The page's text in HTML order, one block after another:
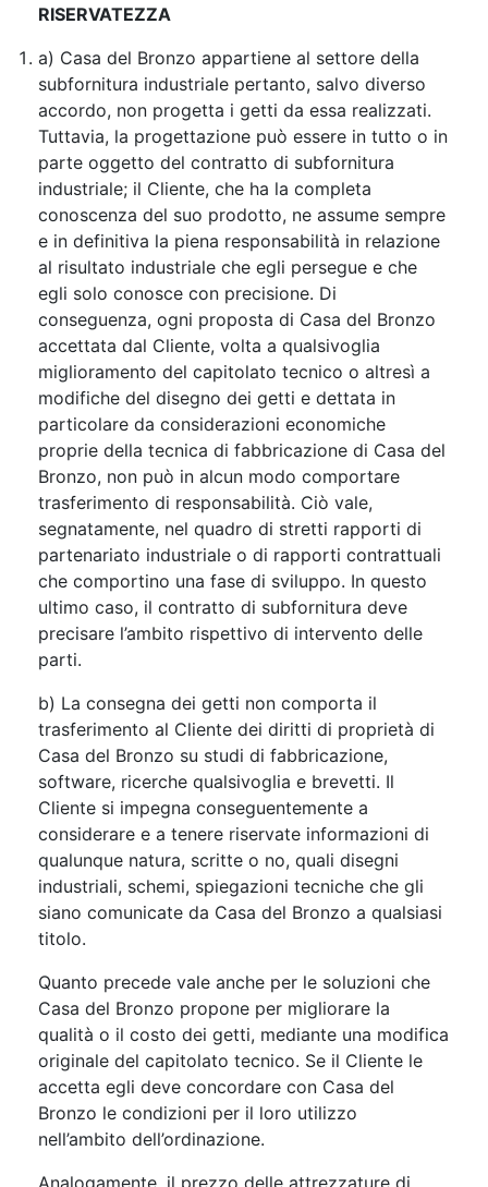
RISERVATEZZA
a) Casa del Bronzo appartiene al settore della
subfornitura industriale pertanto, salvo diverso
accordo, non progetta i getti da essa realizzati.
Tuttavia, la progettazione può essere in tutto o in
parte oggetto del contratto di subfornitura
industriale; il Cliente, che ha la completa
conoscenza del suo prodotto, ne assume sempre
e in definitiva la piena responsabilità in relazione
al risultato industriale che egli persegue e che
egli solo conosce con precisione. Di
conseguenza, ogni proposta di Casa del Bronzo
accettata dal Cliente, volta a qualsivoglia
miglioramento del capitolato tecnico o altresì a
modifiche del disegno dei getti e dettata in
particolare da considerazioni economiche
proprie della tecnica di fabbricazione di Casa del
Bronzo, non può in alcun modo comportare
trasferimento di responsabilità. Ciò vale,
segnatamente, nel quadro di stretti rapporti di
partenariato industriale o di rapporti contrattuali
che comportino una fase di sviluppo. In questo
ultimo caso, il contratto di subfornitura deve
precisare l’ambito rispettivo di intervento delle
parti.
b) La consegna dei getti non comporta il
trasferimento al Cliente dei diritti di proprietà di
Casa del Bronzo su studi di fabbricazione,
software, ricerche qualsivoglia e brevetti. Il
Cliente si impegna conseguentemente a
considerare e a tenere riservate informazioni di
qualunque natura, scritte o no, quali disegni
industriali, schemi, spiegazioni tecniche che gli
siano comunicate da Casa del Bronzo a qualsiasi
titolo.
Quanto precede vale anche per le soluzioni che
Casa del Bronzo propone per migliorare la
qualità o il costo dei getti, mediante una modifica
originale del capitolato tecnico. Se il Cliente le
accetta egli deve concordare con Casa del
Bronzo le condizioni per il loro utilizzo
nell’ambito dell’ordinazione.
Analogamente, il prezzo delle attrezzature di